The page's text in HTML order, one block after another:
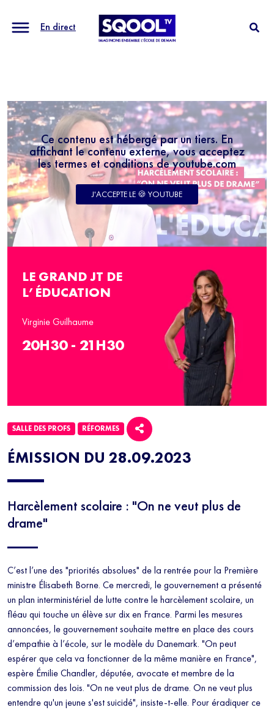
En direct
Ce contenu est hébergé par un tiers. En
affichant le contenu externe, vous acceptez
les termes et conditions de youtube.com
J'ACCEPTE LE 🍪 YOUTUBE
ÉMISSION DU 28.09.2023
Harcèlement scolaire : "On ne veut plus de
drame"
C’est l’une des "priorités absolues" de la rentrée pour la Première
ministre Élisabeth Borne. Ce mercredi, le gouvernement a présenté
un plan interministériel de lutte contre le harcèlement scolaire, un
fléau qui touche un élève sur dix en France. Parmi les mesures
annoncées, le gouvernement souhaite mettre en place des cours
d’empathie à l’école, sur le modèle du Danemark. "On peut
espérer que cela va fonctionner de la même manière en France",
espère Émilie Chandler, députée, avocate et membre de la
commission des lois. "On ne veut plus de drame. On ne veut plus
entendre qu'un jeune s'est suicidé", insiste-t-elle. Pour éradiquer ce
SALLE DES PROFS RÉFORMES
LE GRAND JT DE
L’ÉDUCATION
Virginie Guilhaume
20H30 - 21H30